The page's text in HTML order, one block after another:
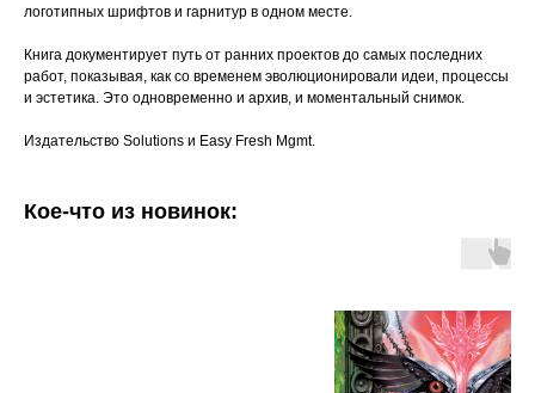
логотипных шрифтов и гарнитур в одном месте.
Книга документирует путь от ранних проектов до самых последних
работ, показывая, как со временем эволюционировали идеи, процессы
и эстетика. Это одновременно и архив, и моментальный снимок.
Издательство Solutions и Easy Fresh Mgmt.
Кое-что из новинок: